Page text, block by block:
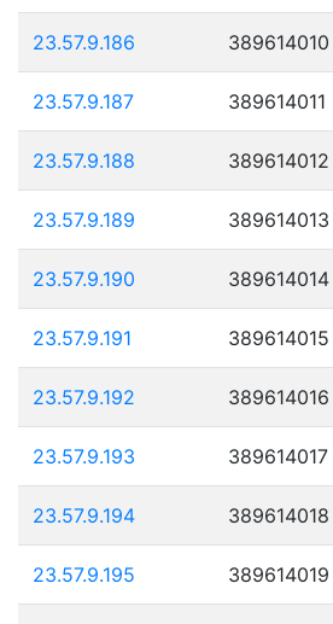
23.57.9.186 389614010
23.57.9.187 389614011
23.57.9.188 389614012
23.57.9.189 389614013
23.57.9.190 389614014
23.57.9.191 389614015
23.57.9.192 389614016
23.57.9.193 389614017
23.57.9.194 389614018
23.57.9.195 389614019